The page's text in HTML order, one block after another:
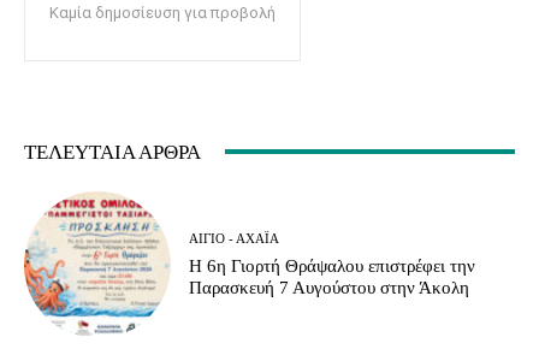
Καμία δημοσίευση για προβολή
ΤΕΛΕΥΤΑΊΑ ΆΡΘΡΑ
ΑΊΓΙΟ - ΑΧΑΪ́Α
Η 6η Γιορτή Θράψαλου επιστρέφει την
Παρασκευή 7 Αυγούστου στην Άκολη